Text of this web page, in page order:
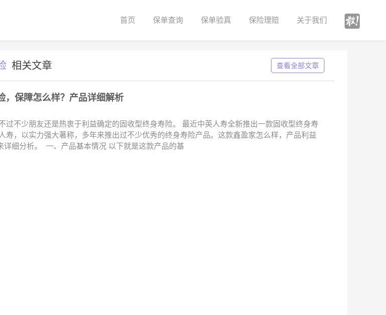
首页 保单查询 保单验真 保险理赔 关于我们
相关文章 查看全部文章
，保障怎么样？产品详细解析
过不少朋友还是热衷于利益确定的固收型终身寿险。 最近中英人寿全新推出一款固收型终身寿
寿，以实力强大著称，多年来推出过不少优秀的终身寿险产品。这款鑫盈家怎么样，产品利益
详细分析。 一、产品基本情况 以下就是这款产品的基